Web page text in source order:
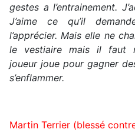
gestes a l’entrainement.
J’aime ce qu’il
l’apprécier. Mais elle ne
le vestiaire mais il faut
joueur joue pour gagner
s’enflammer.
Martin Terrier (blessé